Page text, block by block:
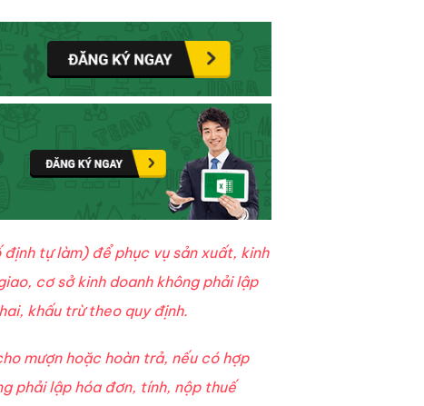
tự làm) để phục vụ sản xuất, kinh
cơ sở kinh doanh không phải lập
khấu trừ theo quy định.
mượn hoặc hoàn trả, nếu có hợp
phải lập hóa đơn, tính, nộp thuế